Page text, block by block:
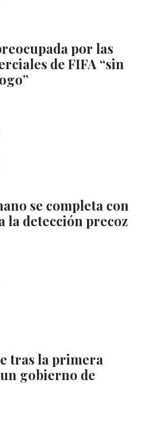
por las
de FIFA “sin
se completa con
la detección precoz
tras la primera
gobierno de